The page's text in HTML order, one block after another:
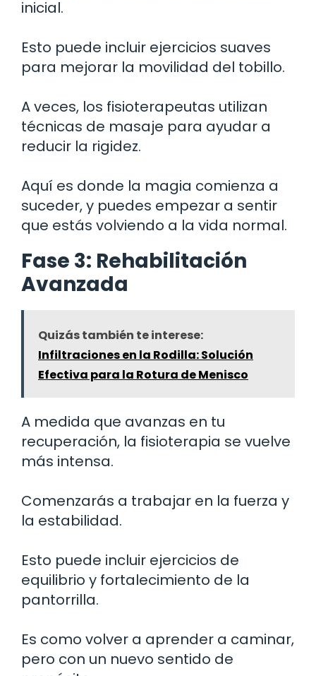
inicial.
Esto puede incluir ejercicios suaves
para mejorar la movilidad del tobillo.
A veces, los fisioterapeutas utilizan
técnicas de masaje para ayudar a
reducir la rigidez.
Aquí es donde la magia comienza a
suceder, y puedes empezar a sentir
que estás volviendo a la vida normal.
Fase 3: Rehabilitación
Avanzada
Quizás también te interese:
Infiltraciones en la Rodilla: Solución
Efectiva para la Rotura de Menisco
A medida que avanzas en tu
recuperación, la fisioterapia se vuelve
más intensa.
Comenzarás a trabajar en la fuerza y
la estabilidad.
Esto puede incluir ejercicios de
equilibrio y fortalecimiento de la
pantorrilla.
Es como volver a aprender a caminar,
pero con un nuevo sentido de